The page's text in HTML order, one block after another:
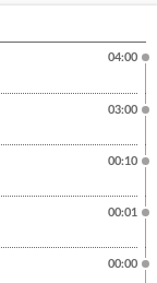
04:00
03:00
00:10
00:01
00:00